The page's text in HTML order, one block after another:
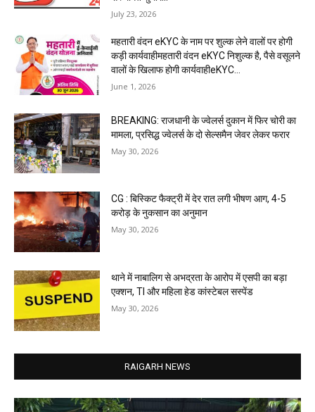
July 23, 2026
महतारी वंदन eKYC के नाम पर शुल्क लेने वालों पर होगी
कड़ी कार्यवाहीमहतारी वंदन eKYC निशुल्क है, पैसे वसूलने
वालों के खिलाफ होगी कार्यवाहीeKYC...
June 1, 2026
BREAKING: राजधानी के ज्वेलर्स दुकान में फिर चोरी का
मामला, प्रसिद्ध ज्वेलर्स के दो सेल्समैन जेवर लेकर फरार
May 30, 2026
CG : बिस्किट फैक्ट्री में देर रात लगी भीषण आग, 4-5
करोड़ के नुकसान का अनुमान
May 30, 2026
थाने में नाबालिग से अभद्रता के आरोप में एसपी का बड़ा
एक्शन, TI और महिला हेड कांस्टेबल सस्पेंड
May 30, 2026
RAIGARH NEWS